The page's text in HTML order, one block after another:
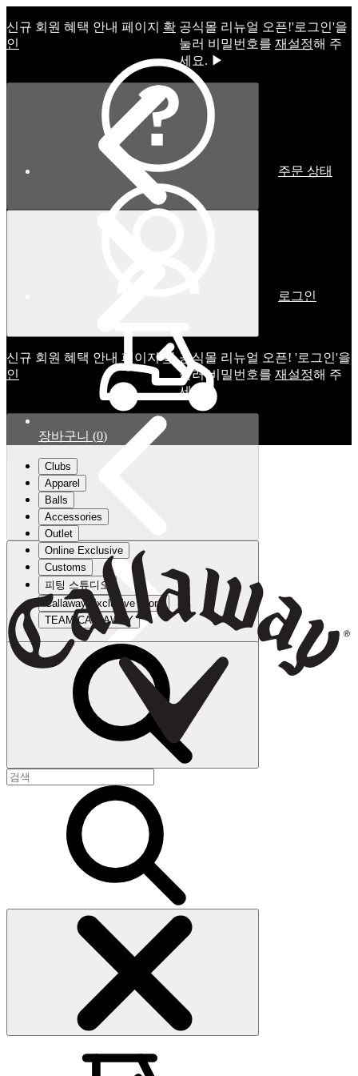
신규 회원 혜택 안내 페이지 확
인
공식몰 리뉴얼 오픈!ㅤ'로그인'을
눌러 비밀번호를 재설정해 주
세요. ▶
신규 회원 혜택 안내 페이지확
인
공식몰 리뉴얼 오픈! '로그인'을
눌러 비밀번호를 재설정해 주
세요.
주문 상태
로그인
장바구니 (0)
Clubs
Apparel
Balls
Accessories
Outlet
Online Exclusive
Customs
피팅 스튜디오
Callaway Exclusive Store
TEAM CALLAWAY